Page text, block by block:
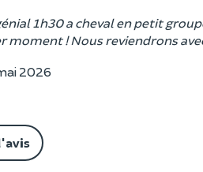
1h30 a cheval en petit
moment ! Nous reviendrons
2026